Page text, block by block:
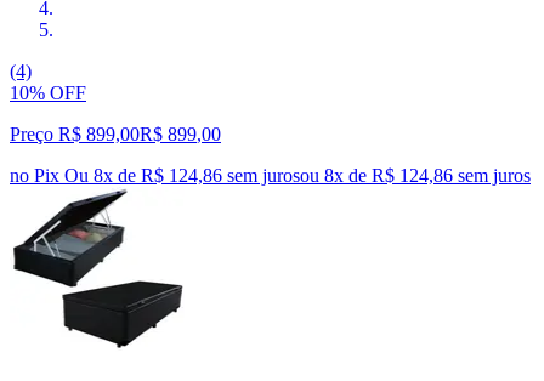
(4)
10% OFF
Preço R$ 899,00R$ 899,00
no Pix Ou 8x de R$ 124,86 sem jurosou 8x de R$ 124,86 sem juros